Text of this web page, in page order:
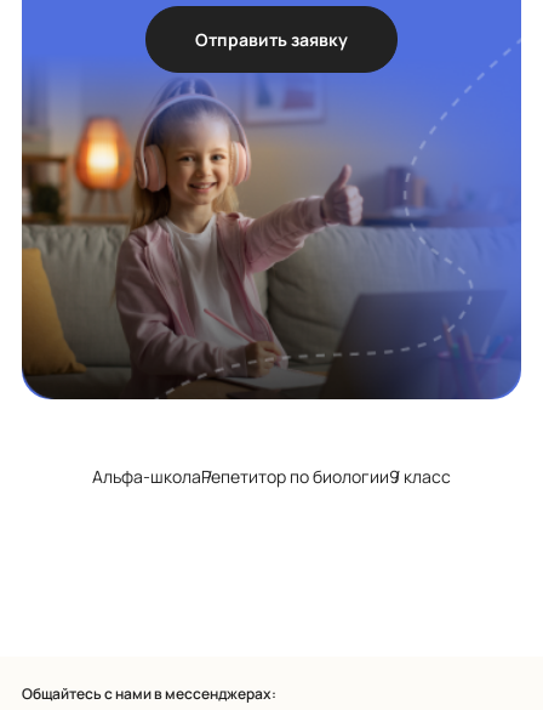
Отправить заявку
Альфа-школаРепетитор по биологии9 класс
Общайтесь с нами в мессенджерах: